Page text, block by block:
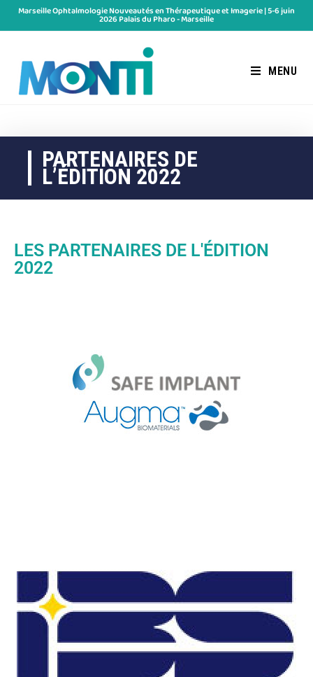
Marseille Ophtalmologie Nouveautés en Thérapeutique et Imagerie | 5-6 juin
2026 Palais du Pharo - Marseille
MENU
PARTENAIRES DE
L’ÉDITION 2022
LES PARTENAIRES DE L'ÉDITION
2022